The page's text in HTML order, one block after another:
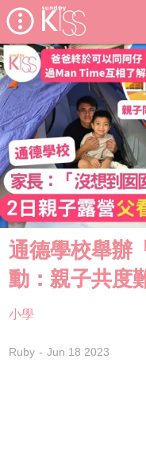
通德學校舉辦
動：親子共度
小學
Ruby Jun 18 2023